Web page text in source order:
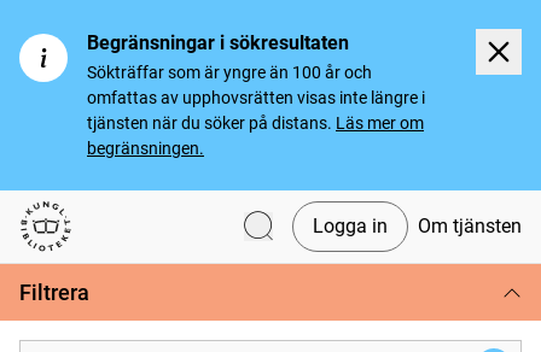
Begränsningar i sökresultaten
Sökträffar som är yngre än 100 år och
omfattas av upphovsrätten visas inte längre i
tjänsten när du söker på distans. Läs mer om
begränsningen.
Svenska tidningar
Logga in Om tjänsten
Filtrera